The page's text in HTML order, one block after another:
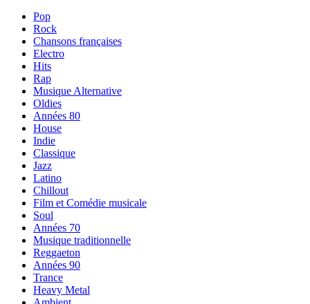
Pop
Rock
Chansons françaises
Electro
Hits
Rap
Musique Alternative
Oldies
Années 80
House
Indie
Classique
Jazz
Latino
Chillout
Film et Comédie musicale
Soul
Années 70
Musique traditionnelle
Reggaeton
Années 90
Trance
Heavy Metal